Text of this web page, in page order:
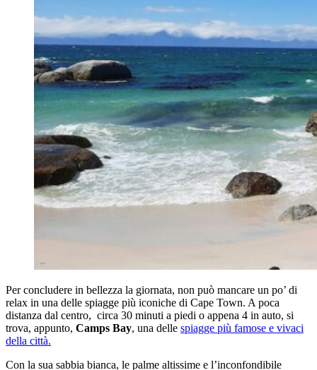
Per concludere in bellezza la giornata, non può mancare un po’ di
relax in una delle spiagge più iconiche di Cape Town. A poca
distanza dal centro, circa 30 minuti a piedi o appena 4 in auto, si
trova, appunto, Camps Bay, una delle spiagge più famose e vivaci
della città.
Con la sua sabbia bianca, le palme altissime e l’inconfondibile